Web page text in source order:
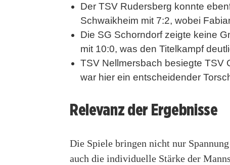
Der TSV Rudersberg konnte
Schwaikheim mit 7:2, wobei
Die SG Schorndorf zeigte keine
mit 10:0, was den Titelkampf
TSV Nellmersbach besiegte TSV
war hier ein entscheidender
Relevanz der Ergebnisse
Die Spiele bringen nicht nur
auch die individuelle Stärke der